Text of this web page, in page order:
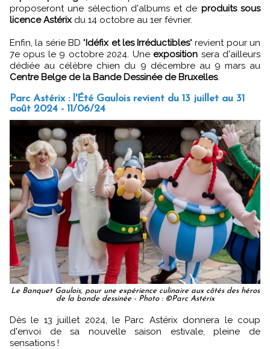
proposeront une sélection d'albums et de produits sous
licence Astérix du 14 octobre au 1er février.
Enfin, la série BD " Idéfix et les Irréductibles" revient pour un
7e opus le 9 octobre 2024. Une exposition sera d'ailleurs
dédiée au célèbre chien du 9 décembre au 9 mars au
Centre Belge de la Bande Dessinée de Bruxelles.
Parc Astérix : l'Été Gaulois revient du 13 juillet au 31
août 2024 - 11/06/24
Le Banquet Gaulois, pour une expérience culinaire aux côtés des héros
de la bande dessinée - Photo : ©Parc Astérix
Dès le 13 juillet 2024, le Parc Astérix donnera le coup
d'envoi de sa nouvelle saison estivale, pleine de
sensations !